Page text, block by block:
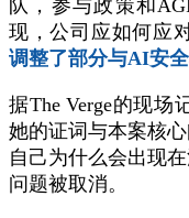
队，参与政策和
现，公司应如何应
调整了部分与AI安
据The Verge的现场
她的证词与本案核
自己为什么会出现
问题被取消。